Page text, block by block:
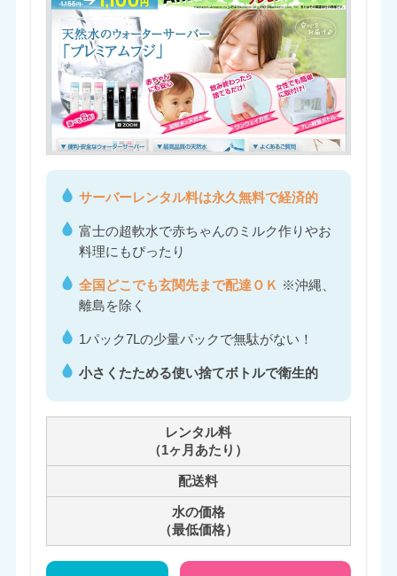
サーバーレンタル料は永久無料で経済的
富士の超軟水で赤ちゃんのミルク作りやお
料理にもぴったり
全国どこでも玄関先まで配達ＯＫ ※沖縄、
離島を除く
1パック7Lの少量パックで無駄がない！
小さくたためる使い捨てボトルで衛生的
レンタル料
（1ヶ月あたり）
配送料
水の価格
（最低価格）